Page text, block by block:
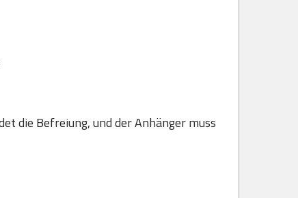
die Befreiung, und der Anhänger muss